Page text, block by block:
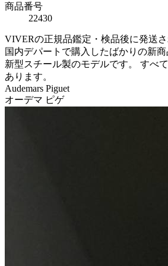
商品番号
22430
VIVERの正規品鑑定・検品後に発送さ
国内デパートで購入したばかりの新
新型スチール製のモデルです。 すべ
あります。
Audemars Piguet
オーデマ ピゲ